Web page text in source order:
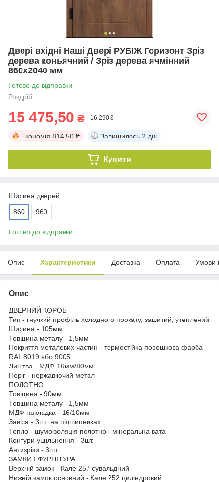
Двері вхідні Наші Двері РУБІЖ Горизонт Зріз
дерева коньячний / Зріз дерева ячмінний
860х2040 мм
Готово до відправки
Роздріб
15 475,50 ₴ 16 290 ₴
Економія 814.50 ₴ Залишилось 2 дні
Купити
Ширина дверей
860 960
Готово до відправки
Опис Характеристики Доставка Оплата Умови
Опис
ДВЕРНИЙ КОРОБ
Тип - гнучкий профіль холодного прокату, зашитий, утеплений
Ширина - 105мм
Товщина металу - 1,5мм
Покриття металевих частин - термостійка порошкова фарба
RAL 8019 або 9005
Лиштва - МДФ 16мм/80мм
Поріг - нержавіючий метал
ПОЛОТНО
Товщина - 90мм
Товщина металу - 1,5мм
МДФ накладка - 16/10мм
Завіса - 3шт. на підшипниках
Тепло - шумоізоляція полотно - мінеральна вата
Контури ущільнення - 3шт.
Антизрізи - 3шт.
ЗАМКИ І ФУРНІТУРА
Верхній замок - Кале 257 сувальдний
Нижній замок основний - Кале 252 циліндровий